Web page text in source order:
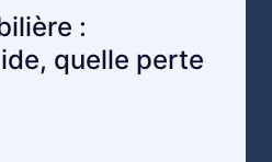
:
quelle perte